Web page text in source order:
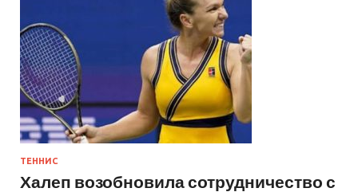
ТЕННИС
Халеп возобновила сотрудничество с